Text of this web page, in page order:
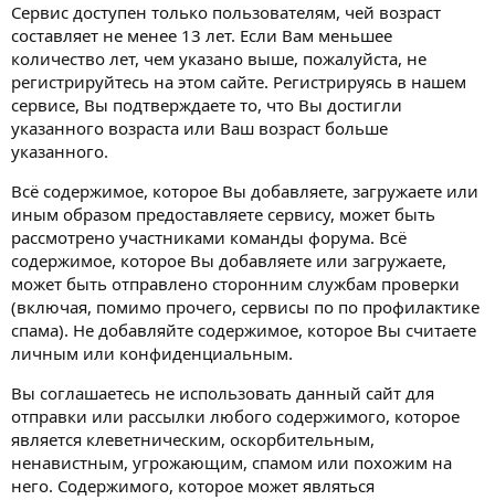
Сервис доступен только пользователям, чей возраст
составляет не менее 13 лет. Если Вам меньшее
количество лет, чем указано выше, пожалуйста, не
регистрируйтесь на этом сайте. Регистрируясь в нашем
сервисе, Вы подтверждаете то, что Вы достигли
указанного возраста или Ваш возраст больше
указанного.
Всё содержимое, которое Вы добавляете, загружаете или
иным образом предоставляете сервису, может быть
рассмотрено участниками команды форума. Всё
содержимое, которое Вы добавляете или загружаете,
может быть отправлено сторонним службам проверки
(включая, помимо прочего, сервисы по по профилактике
спама). Не добавляйте содержимое, которое Вы считаете
личным или конфиденциальным.
Вы соглашаетесь не использовать данный сайт для
отправки или рассылки любого содержимого, которое
является клеветническим, оскорбительным,
ненавистным, угрожающим, спамом или похожим на
него. Содержимого, которое может являться